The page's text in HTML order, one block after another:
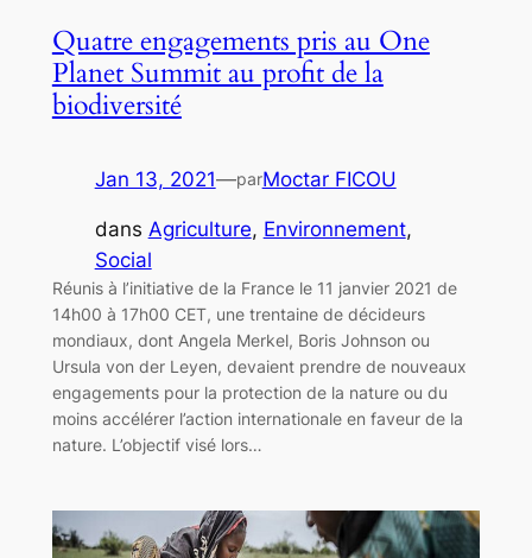
Quatre engagements pris au One
Planet Summit au profit de la
biodiversité
Jan 13, 2021—parMoctar FICOU
dans Agriculture, Environnement
Social
Réunis à l’initiative de la France le 11 janvier 2021 de
14h00 à 17h00 CET, une trentaine de décideurs
mondiaux, dont Angela Merkel, Boris Johnson ou
Ursula von der Leyen, devaient prendre de nouveaux
engagements pour la protection de la nature ou du
moins accélérer l’action internationale en faveur de la
nature. L’objectif visé lors…